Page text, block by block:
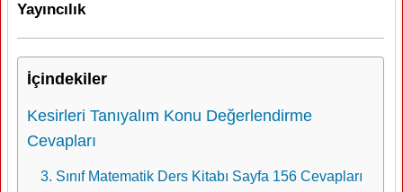
Yayıncılık
İçindekiler
Kesirleri Tanıyalım Konu Değerlendirme
Cevapları
3. Sınıf Matematik Ders Kitabı Sayfa 156 Cevapları